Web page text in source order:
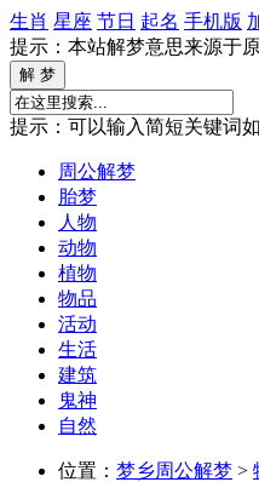
生肖 星座 节日 起名 手机版
提示：本站解梦意思来源于
提示：可以输入简短关键词
周公解梦
胎梦
人物
动物
植物
物品
活动
生活
建筑
鬼神
自然
位置： 梦乡周公解梦 >